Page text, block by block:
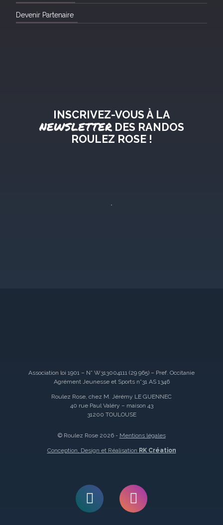
Devenir Partenaire
INSCRIVEZ-VOUS À LA
NEWSLETTERDES RANDOS
ROULEZ ROSE !
Association loi 1901 – N° W313004111 (29 965) – Pref. Occitanie
Agrément Jeunesse et Sports n°31 AS 1346
Roulez Rose, chez M. Jérémy LE GUENNEC
40 rue Paul Valéry – maison 43
31200 TOULOUSE
© Roulez Rose 2026 - Mentions légales
Conception, Design et Réalisation RK Création